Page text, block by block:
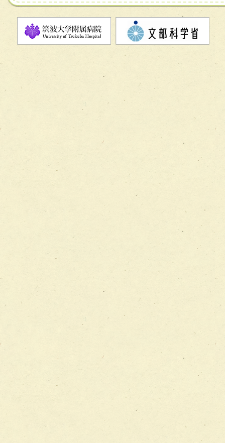
チーム07【病院職員に対する院内感染対策教育チーム】
チーム08【地域関係機関と連携した小児リハビリテーショ
チーム】
チーム09【術前から始める周術期リハビリテーションチー
チーム10【包括的リハビリテーションコンサルテーション